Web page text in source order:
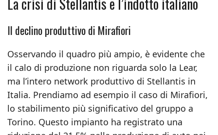
Il declino produttivo di Mirafiori
Osservando il quadro più ampio, è evidente che
il calo di produzione non riguarda solo la Lear,
ma l’intero network produttivo di Stellantis in
Italia. Prendiamo ad esempio il caso di Mirafiori,
lo stabilimento più significativo del gruppo a
Torino. Questo impianto ha registrato una